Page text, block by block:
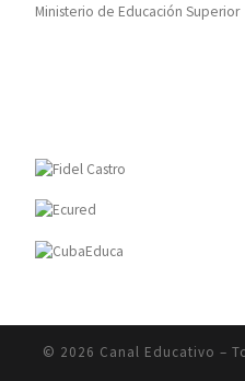
Ministerio de Educación Superior
© 2026 Canal Educativo –